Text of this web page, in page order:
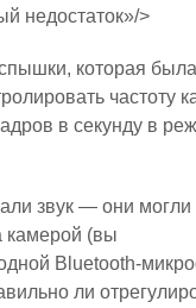
недостаток»/>
которая была
частоту
в секунду в
звук — они могли
камерой (вы
Bluetooth-
ли